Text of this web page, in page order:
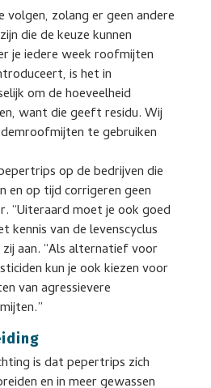
zolang er geen andere
die de keuze kunnen
je iedere week roofmijten
is het in
om de hoeveelheid
want die geeft residu. Wij
te gebruiken
op de bedrijven die
en op tijd corrigeren geen
“Uiteraard moet je ook goed
kennis van de levenscyclus
aan. “Als alternatief voor
kun je ook kiezen voor
van agressievere
is dat pepertrips zich
en in meer gewassen